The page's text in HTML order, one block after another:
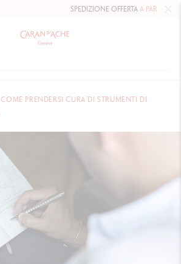
SPEDIZIONE OFFERTAA PARTIRE DA 80 CHF
COME PRENDERSI CURA DI STRUMENTI DI